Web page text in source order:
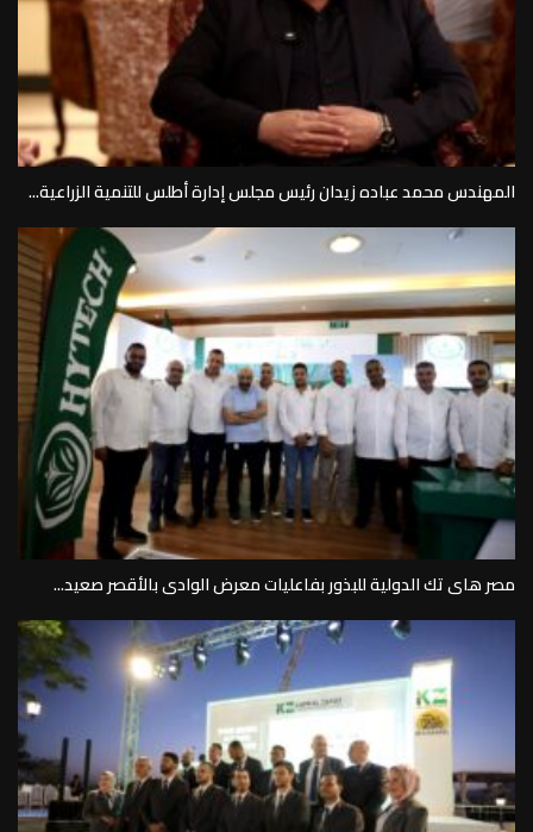
المهندس محمد عباده زيدان رئيس مجلس إدارة أطلس للتنمية الزراعية...
مصر هاى تك الدولية للبذور بفاعليات معرض الوادى بالأقصر صعيد...